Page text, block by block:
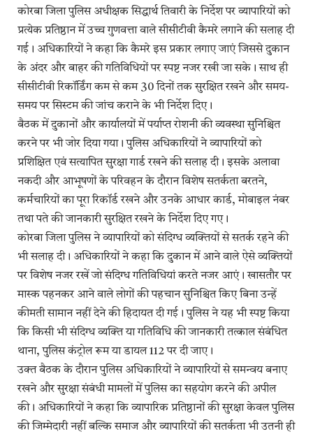
कोरबा जिला पुलिस अधीक्षक सिद्धार्थ तिवारी के निर्देश पर व्यापारियों को
प्रत्येक प्रतिष्ठान में उच्च गुणवत्ता वाले सीसीटीवी कैमरे लगाने की सलाह दी
गई। अधिकारियों ने कहा कि कैमरे इस प्रकार लगाए जाएं जिससे दुकान
के अंदर और बाहर की गतिविधियों पर स्पष्ट नजर रखी जा सके। साथ ही
सीसीटीवी रिकॉर्डिंग कम से कम 30 दिनों तक सुरक्षित रखने और समय-
समय पर सिस्टम की जांच कराने के भी निर्देश दिए।
बैठक में दुकानों और कार्यालयों में पर्याप्त रोशनी की व्यवस्था सुनिश्चित
करने पर भी जोर दिया गया। पुलिस अधिकारियों ने व्यापारियों को
प्रशिक्षित एवं सत्यापित सुरक्षा गार्ड रखने की सलाह दी। इसके अलावा
नकदी और आभूषणों के परिवहन के दौरान विशेष सतर्कता बरतने,
कर्मचारियों का पूरा रिकॉर्ड रखने और उनके आधार कार्ड, मोबाइल नंबर
तथा पते की जानकारी सुरक्षित रखने के निर्देश दिए गए।
कोरबा जिला पुलिस ने व्यापारियों को संदिग्ध व्यक्तियों से सतर्क रहने की
भी सलाह दी। अधिकारियों ने कहा कि दुकान में आने वाले ऐसे व्यक्तियों
पर विशेष नजर रखें जो संदिग्ध गतिविधियां करते नजर आएं। खासतौर पर
मास्क पहनकर आने वाले लोगों की पहचान सुनिश्चित किए बिना उन्हें
कीमती सामान नहीं देने की हिदायत दी गई। पुलिस ने यह भी स्पष्ट किया
कि किसी भी संदिग्ध व्यक्ति या गतिविधि की जानकारी तत्काल संबंधित
थाना, पुलिस कंट्रोल रूम या डायल 112 पर दी जाए।
उक्त बैठक के दौरान पुलिस अधिकारियों ने व्यापारियों से समन्वय बनाए
रखने और सुरक्षा संबंधी मामलों में पुलिस का सहयोग करने की अपील
की। अधिकारियों ने कहा कि व्यापारिक प्रतिष्ठानों की सुरक्षा केवल पुलिस
की जिम्मेदारी नहीं बल्कि समाज और व्यापारियों की सतर्कता भी उतनी ही